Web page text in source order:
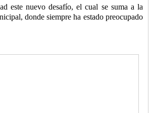
este nuevo desafío, el cual se suma a la
donde siempre ha estado preocupado